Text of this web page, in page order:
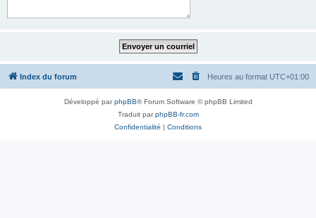
Index du forum Heures au format UTC+01:00
Développé parphpBB® Forum Software © phpBB Limited
Traduit parphpBB-fr.com
Confidentialité | Conditions